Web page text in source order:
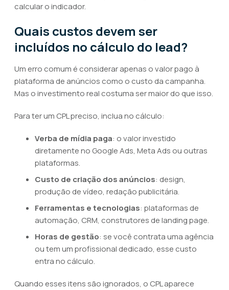
calcular o indicador.
Quais custos devem ser
incluídos no cálculo do lead?
Um erro comum é considerar apenas o valor pago à
plataforma de anúncios como o custo da campanha.
Mas o investimento real costuma ser maior do que isso.
Para ter um CPL preciso, inclua no cálculo:
Verba de mídia paga: o valor investido
diretamente no Google Ads, Meta Ads ou outras
plataformas.
Custo de criação dos anúncios: design,
produção de vídeo, redação publicitária.
Ferramentas e tecnologias: plataformas de
automação, CRM, construtores de landing page.
Horas de gestão: se você contrata uma agência
ou tem um profissional dedicado, esse custo
entra no cálculo.
Quando esses itens são ignorados, o CPL aparece